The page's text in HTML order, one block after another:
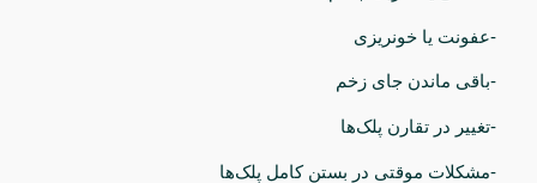
-عفونت یا خونریزی
-باقی ماندن جای زخم
-تغییر در تقارن پلک‌ها
-مشکلات موقتی در بستن کامل پلک‌ها